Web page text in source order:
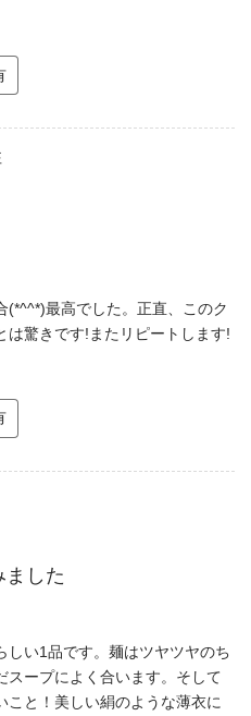
(*^^*)最高でした。正直、このク
は驚きです!またリピートします!
ました
しい1品です。麺はツヤツヤのち
スープによく合います。そして
と！美しい絹のような薄衣に